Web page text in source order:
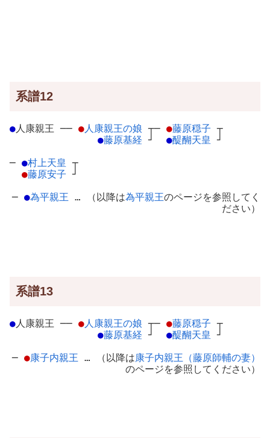
系譜12
● 人康親王 ── ●人康親王の娘 ┬
●藤原基経 ┘
─ ●藤原穏子 ┬
●醍醐天皇 ┘
─ ●村上天皇 ┬
●藤原安子 ┘
─ ●為平親王 … （以降は為平親王のページを参照してく
ださい）
系譜13
●人康親王 ── ●人康親王の娘 ┬
●藤原基経 ┘
─ ●藤原穏子 ┬
●醍醐天皇 ┘
─ ●康子内親王 … （以降は康子内親王（藤原師輔の妻）
のページを参照してください）